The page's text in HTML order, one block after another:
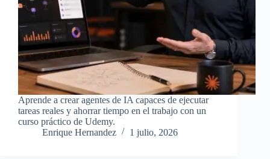
Aprende a crear agentes de IA capaces de ejecutar
tareas reales y ahorrar tiempo en el trabajo con un
curso práctico de Udemy.
Enrique Hernandez
1 julio, 2026